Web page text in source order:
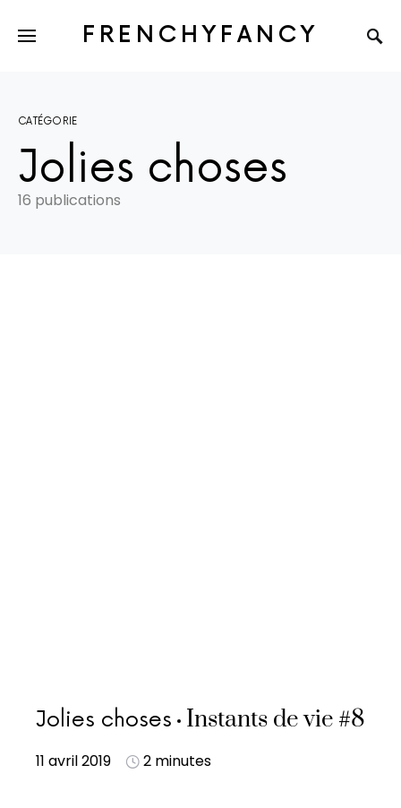
FRENCHYFANCY
CATÉGORIE
Jolies choses
16 publications
Jolies choses Instants de vie #8
11 avril 2019 2 minutes